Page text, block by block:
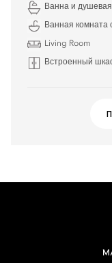
Ванна и
Ванная комната
Living Room
Встроенный